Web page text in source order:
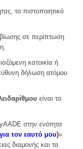
το πιστοποιητικό
σε περίπτωση
κατοικία ή
δήλωση ατόμου
είναι τα
στην ενότητα
τον εαυτό μου)»
διαμονής και τα